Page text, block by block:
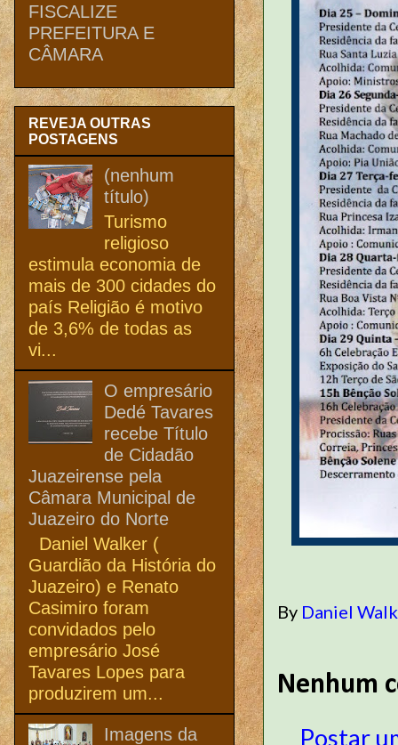
By Daniel
Nenhum
Postar
FISCALIZE
PREFEITURA E
CÂMARA
REVEJA OUTRAS
POSTAGENS
(nenhum
título)
Turismo
religioso
estimula economia de
mais de 300 cidades do
país Religião é motivo
de 3,6% de todas as
vi...
O empresário
Dedé Tavares
recebe Título
de Cidadão
Juazeirense pela
Câmara Municipal de
Juazeiro do Norte
Daniel Walker (
Guardião da História do
Juazeiro) e Renato
Casimiro foram
convidados pelo
empresário José
Tavares Lopes para
produzirem um...
Imagens da